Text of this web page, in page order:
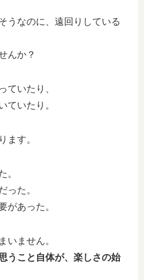
うなのに、遠回りしている
んか？
ていたり、
ていたり。
ます。
。
った。
があった。
いません。
うこと自体が、楽しさの始